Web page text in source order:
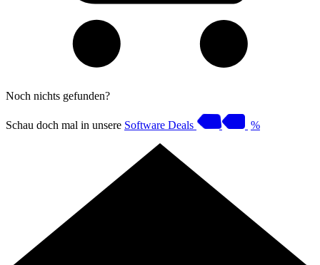
Noch nichts gefunden?
Schau doch mal in unsere Software Deals %